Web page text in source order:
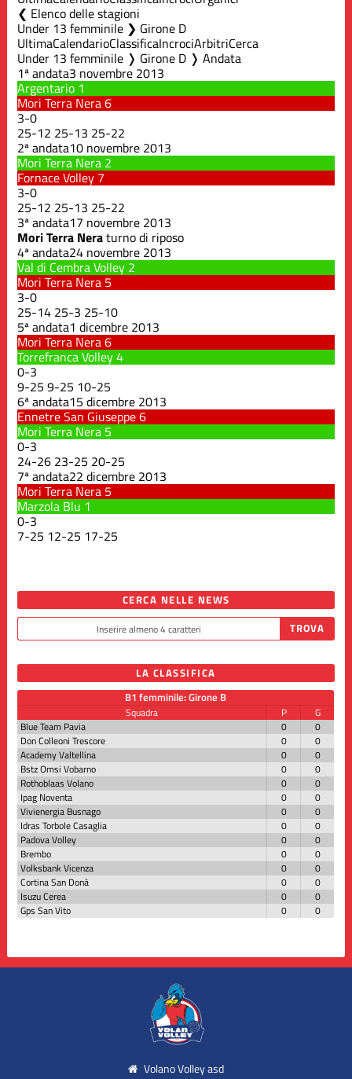
Elenco delle stagioni
Under 13 femminile ❯ Girone D
UltimaCalendarioClassificaIncrociArbitriCerca
Under 13 femminile ❭ Girone D ❭ Andata
1ª andata3 novembre 2013
Argentario 1
Mori Terra Nera6
3-0
25-12 25-13 25-22
2ª andata10 novembre 2013
Mori Terra Nera 2
Fornace Volley 7
3-0
25-12 25-13 25-22
3ª andata17 novembre 2013
Mori Terra Neraturno di riposo
4ª andata24 novembre 2013
Val di Cembra Volley 2
Mori Terra Nera 5
3-0
25-14 25-3 25-10
5ª andata1 dicembre 2013
Mori Terra Nera6
Torrefranca Volley4
0-3
9-25 9-25 10-25
6ª andata15 dicembre 2013
Ennetre San Giuseppe6
Mori Terra Nera 5
0-3
24-26 23-25 20-25
7ª andata22 dicembre 2013
Mori Terra Nera 5
Marzola Blu 1
0-3
7-25 12-25 17-25
CERCA NELLE NEWS
LA CLASSIFICA
B1 femminile: Girone B
Squadra P
G
Blue Team Pavia
0
0
Don Colleoni Trescore
0
0
Academy Valtellina
0
0
Bstz Omsi Vobarno
0
0
Rothoblaas Volano
0
0
Ipag Noventa
0
0
Vivienergia Busnago
0
0
Idras Torbole Casaglia
0
0
Padova Volley
0
0
Brembo
0
0
Volksbank Vicenza
0
0
Cortina San Donà
0
0
Isuzu Cerea
0
0
Gps San Vito
0 0
Volano Volley asd